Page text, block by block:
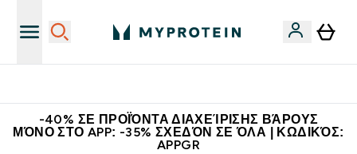
-40% ΣΕ ΠΡΟΪΌΝΤΑ ΔΙΑΧΕΊΡΙΣΗΣ ΒΆΡΟΥΣ
ΜΌΝΟ ΣΤΟ APP: -35% ΣΧΕΔΌΝ ΣΕ ΌΛΑ | ΚΩΔΙΚΌΣ:
APPGR